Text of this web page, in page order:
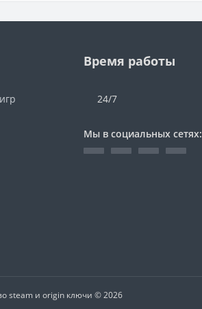
Время работы
24/7
Мы в социальных сетях:
steam и origin ключи © 2026